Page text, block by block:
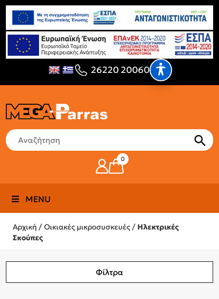
26220 20060
0
MENU
Αρχική / Οικιακές μικροσυσκευές / Ηλεκτρικές
Σκούπες
Φίλτρα